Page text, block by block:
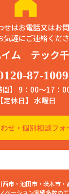
せはお電話又はお
気軽にご連絡くださ
イム テック
87-1009
間】 9：00〜17：
【定休日】 水曜日
せ・個別相談フォ
市・池田市・茨木市
ベーション実績多数の